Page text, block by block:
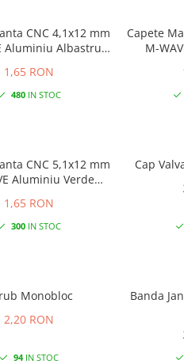
CNC 4,1x12 mm
Aluminiu Albastru
1,65 RON
480 IN STOC
Capete
M-
CNC 5,1x12 mm
Aluminiu Verde
1,65 RON
300 IN STOC
Cap
Monobloc
2,20 RON
94IN STOC
Banda